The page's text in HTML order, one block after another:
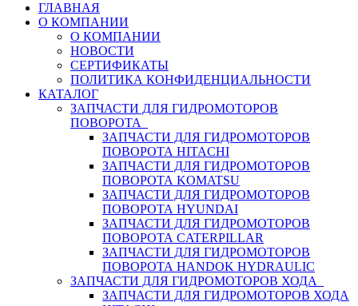
ГЛАВНАЯ
О КОМПАНИИ
О КОМПАНИИ
НОВОСТИ
СЕРТИФИКАТЫ
ПОЛИТИКА КОНФИДЕНЦИАЛЬНОСТИ
КАТАЛОГ
ЗАПЧАСТИ ДЛЯ ГИДРОМОТОРОВ
ПОВОРОТА
ЗАПЧАСТИ ДЛЯ ГИДРОМОТОРОВ
ПОВОРОТА HITACHI
ЗАПЧАСТИ ДЛЯ ГИДРОМОТОРОВ
ПОВОРОТА KOMATSU
ЗАПЧАСТИ ДЛЯ ГИДРОМОТОРОВ
ПОВОРОТА HYUNDAI
ЗАПЧАСТИ ДЛЯ ГИДРОМОТОРОВ
ПОВОРОТА CATERPILLAR
ЗАПЧАСТИ ДЛЯ ГИДРОМОТОРОВ
ПОВОРОТА HANDOK HYDRAULIC
ЗАПЧАСТИ ДЛЯ ГИДРОМОТОРОВ ХОДА
ЗАПЧАСТИ ДЛЯ ГИДРОМОТОРОВ ХОДА